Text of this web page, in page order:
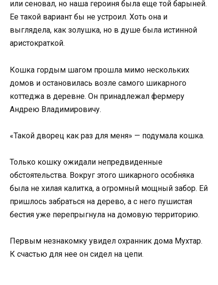
или сеновал, но наша героиня была еще той барыней.
Ее такой вариант бы не устроил. Хоть она и
выглядела, как золушка, но в душе была истинной
аристократкой.
Кошка гордым шагом прошла мимо нескольких
домов и остановилась возле самого шикарного
коттеджа в деревне. Он принадлежал фермеру
Андрею Владимировичу.
«Такой дворец как раз для меня» — подумала кошка.
Только кошку ожидали непредвиденные
обстоятельства. Вокруг этого шикарного особняка
была не хилая калитка, а огромный мощный забор. Ей
пришлось забраться на дерево, а с него пушистая
бестия уже перепрыгнула на домовую территорию.
Первым незнакомку увидел охранник дома Мухтар.
К счастью для нее он сидел на цепи.